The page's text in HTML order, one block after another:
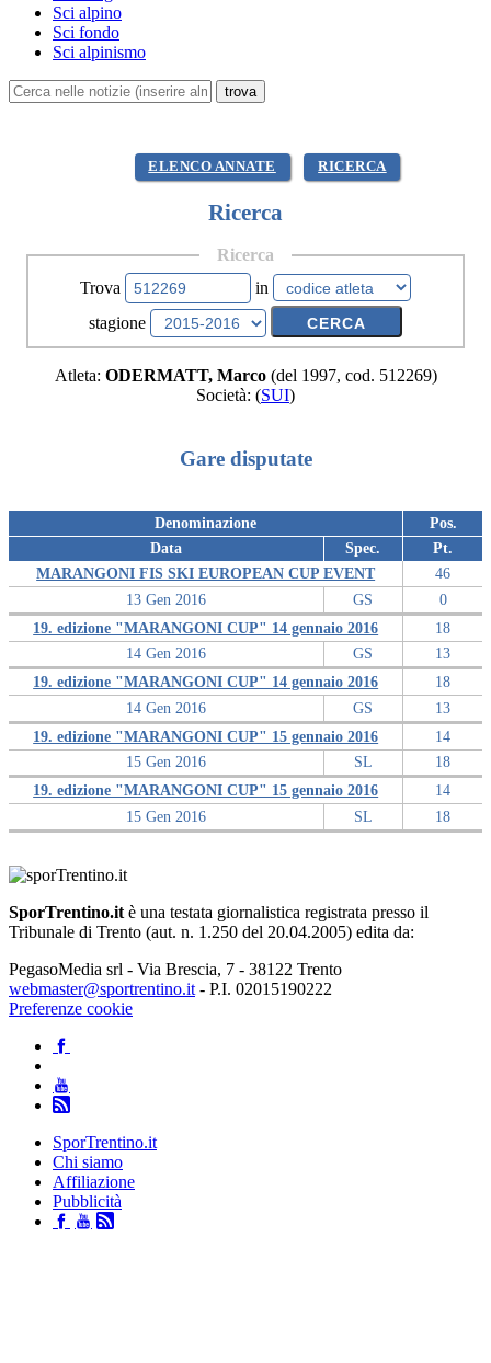
Sci alpino
Sci fondo
Sci alpinismo
ELENCO ANNATE RICERCA
Ricerca
Ricerca
Trova
in
stagione
Atleta: ODERMATT, Marco(del 1997, cod. 512269)
Società: (SUI)
Gare disputate
Data
Denominazione
Spec.
Pos.
Pt.
13 Gen 2016
MARANGONI FIS SKI EUROPEAN CUP EVENT
GS
46
0
14 Gen 2016
19. edizione "MARANGONI CUP" 14 gennaio 2016
GS
18
13
14 Gen 2016
19. edizione "MARANGONI CUP" 14 gennaio 2016
GS
18
13
15 Gen 2016
19. edizione "MARANGONI CUP" 15 gennaio 2016
SL
14
18
15 Gen 2016
19. edizione "MARANGONI CUP" 15 gennaio 2016
SL
14
18
SporTrentino.it è una testata giornalistica registrata presso il
Tribunale di Trento (aut. n. 1.250 del 20.04.2005) edita da:
PegasoMedia srl - Via Brescia, 7 - 38122 Trento
webmaster@sportrentino.it - P.I. 02015190222
Preferenze cookie
SporTrentino.it
Chi siamo
Affiliazione
Pubblicità